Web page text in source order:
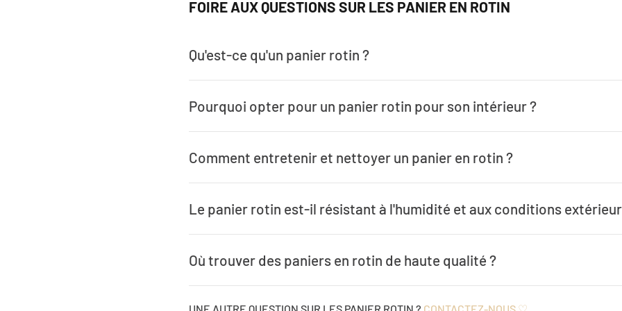
FOIRE AUX QUESTIONS SUR LES PANIER EN ROTIN
Qu'est-ce qu'un panier rotin ?
Pourquoi opter pour un panier rotin pour son intérieur ?
Comment entretenir et nettoyer un panier en rotin ?
Le panier rotin est-il résistant à l'humidité et aux conditions
Où trouver des paniers en rotin de haute qualité ?